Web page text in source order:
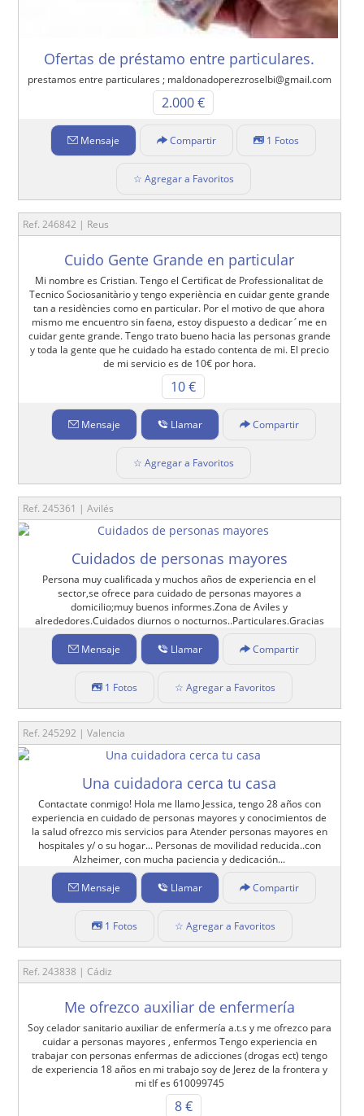
Ofertas de préstamo entre particulares.
prestamos entre particulares ; maldonadoperezroselbi@gmail.com
2.000 €
Mensaje Compartir 1 Fotos
☆ Agregar a Favoritos
Ref. 246842 | Reus
Cuido Gente Grande en particular
Mi nombre es Cristian. Tengo el Certificat de Professionalitat de
Tecnico Sociosanitàrio y tengo experiència en cuidar gente grande
tan a residències como en particular. Por el motivo de que ahora
mismo me encuentro sin faena, estoy dispuesto a dedicar´me en
cuidar gente grande. Tengo trato bueno hacia las personas grande
y toda la gente que he cuidado ha estado contenta de mi. El precio
de mi servicio es de 10€ por hora.
10 €
Mensaje Llamar Compartir
☆ Agregar a Favoritos
Ref. 245361 | Avilés
Cuidados de personas mayores
Persona muy cualificada y muchos años de experiencia en el
sector,se ofrece para cuidado de personas mayores a
domicilio;muy buenos informes.Zona de Aviles y
alrededores.Cuidados diurnos o nocturnos..Particulares.Gracias
Mensaje Llamar Compartir
1 Fotos ☆ Agregar a Favoritos
Ref. 245292 | Valencia
Una cuidadora cerca tu casa
Contactate conmigo! Hola me llamo Jessica, tengo 28 años con
experiencia en cuidado de personas mayores y conocimientos de
la salud ofrezco mis servicios para Atender personas mayores en
hospitales y/ o su hogar... Personas de movilidad reducida..con
Alzheimer, con mucha paciencia y dedicación...
Mensaje Llamar Compartir
1 Fotos ☆ Agregar a Favoritos
Ref. 243838 | Cádiz
Me ofrezco auxiliar de enfermería
Soy celador sanitario auxiliar de enfermería a.t.s y me ofrezco para
cuidar a personas mayores , enfermos Tengo experiencia en
trabajar con personas enfermas de adicciones (drogas ect) tengo
de experiencia 18 años en mi trabajo soy de Jerez de la frontera y
mi tlf es 610099745
8 €